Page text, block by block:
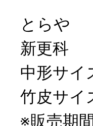
とらや
新更科
中形サ
竹皮サ
※販売期